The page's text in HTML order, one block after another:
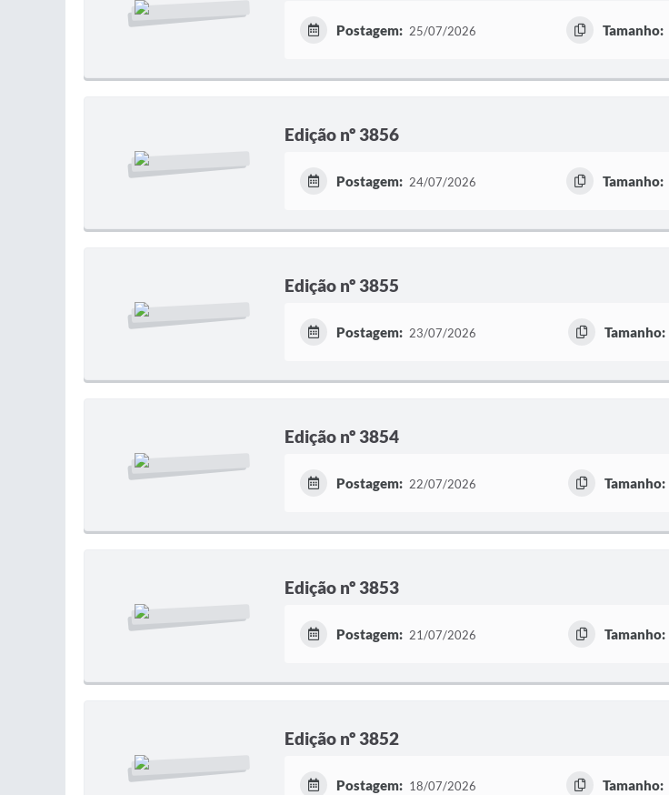
Postagem: 25/07/2026 Tamanho:
Edição nº 3856
Postagem: 24/07/2026 Tamanho:
Edição nº 3855
Postagem: 23/07/2026 Tamanho:
Edição nº 3854
Postagem: 22/07/2026 Tamanho:
Edição nº 3853
Postagem: 21/07/2026 Tamanho:
Edição nº 3852
Postagem: 18/07/2026 Tamanho: